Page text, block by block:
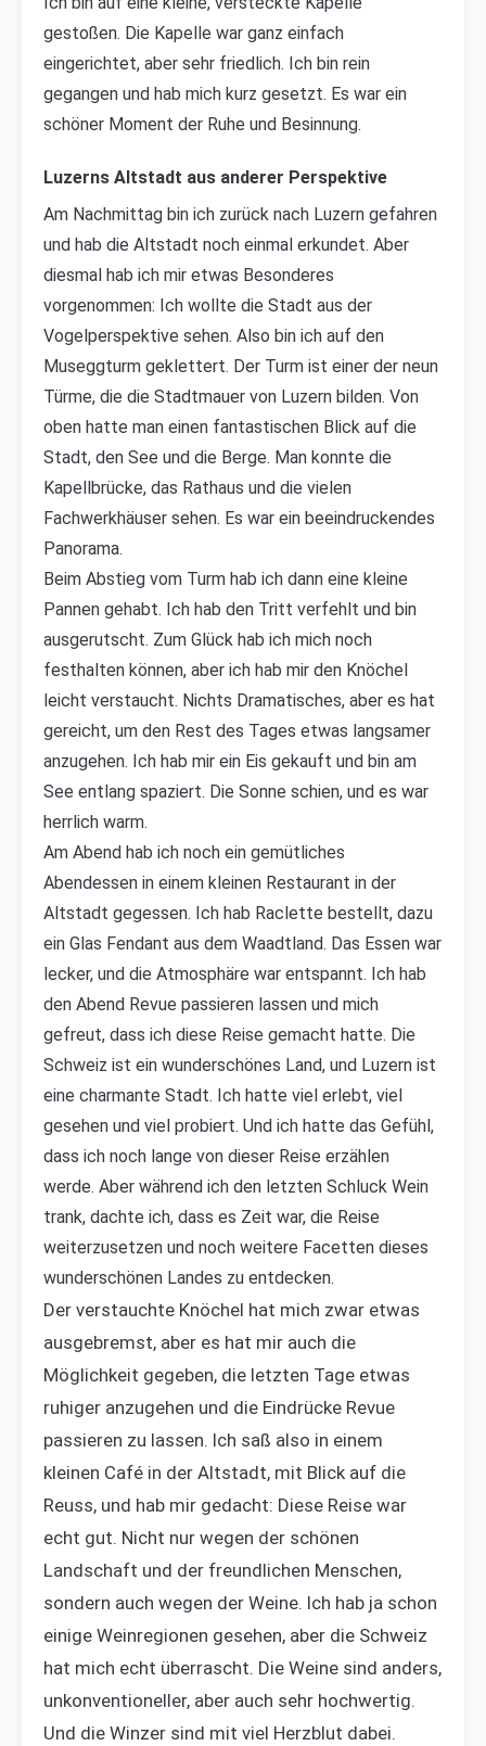
gestoßen. Die Kapelle war ganz einfach
eingerichtet, aber sehr friedlich. Ich bin rein
gegangen und hab mich kurz gesetzt. Es war ein
schöner Moment der Ruhe und Besinnung.
Luzerns Altstadt aus anderer Perspektive
Am Nachmittag bin ich zurück nach Luzern gefahren
und hab die Altstadt noch einmal erkundet. Aber
diesmal hab ich mir etwas Besonderes
vorgenommen: Ich wollte die Stadt aus der
Vogelperspektive sehen. Also bin ich auf den
Museggturm geklettert. Der Turm ist einer der neun
Türme, die die Stadtmauer von Luzern bilden. Von
oben hatte man einen fantastischen Blick auf die
Stadt, den See und die Berge. Man konnte die
Kapellbrücke, das Rathaus und die vielen
Fachwerkhäuser sehen. Es war ein beeindruckendes
Panorama.
Beim Abstieg vom Turm hab ich dann eine kleine
Pannen gehabt. Ich hab den Tritt verfehlt und bin
ausgerutscht. Zum Glück hab ich mich noch
festhalten können, aber ich hab mir den Knöchel
leicht verstaucht. Nichts Dramatisches, aber es hat
gereicht, um den Rest des Tages etwas langsamer
anzugehen. Ich hab mir ein Eis gekauft und bin am
See entlang spaziert. Die Sonne schien, und es war
herrlich warm.
Am Abend hab ich noch ein gemütliches
Abendessen in einem kleinen Restaurant in der
Altstadt gegessen. Ich hab Raclette bestellt, dazu
ein Glas Fendant aus dem Waadtland. Das Essen war
lecker, und die Atmosphäre war entspannt. Ich hab
den Abend Revue passieren lassen und mich
gefreut, dass ich diese Reise gemacht hatte. Die
Schweiz ist ein wunderschönes Land, und Luzern ist
eine charmante Stadt. Ich hatte viel erlebt, viel
gesehen und viel probiert. Und ich hatte das Gefühl,
dass ich noch lange von dieser Reise erzählen
werde. Aber während ich den letzten Schluck Wein
trank, dachte ich, dass es Zeit war, die Reise
weiterzusetzen und noch weitere Facetten dieses
wunderschönen Landes zu entdecken.
Der verstauchte Knöchel hat mich zwar etwas
ausgebremst, aber es hat mir auch die
Möglichkeit gegeben, die letzten Tage etwas
ruhiger anzugehen und die Eindrücke Revue
passieren zu lassen. Ich saß also in einem
kleinen Café in der Altstadt, mit Blick auf die
Reuss, und hab mir gedacht: Diese Reise war
echt gut. Nicht nur wegen der schönen
Landschaft und der freundlichen Menschen,
sondern auch wegen der Weine. Ich hab ja schon
einige Weinregionen gesehen, aber die Schweiz
hat mich echt überrascht. Die Weine sind anders,
unkonventioneller, aber auch sehr hochwertig.
Und die Winzer sind mit viel Herzblut dabei.